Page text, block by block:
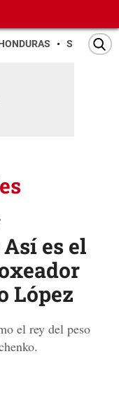
SAN PEDRO
es el
López
el rey del peso